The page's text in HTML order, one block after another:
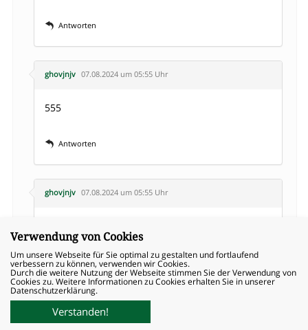
Verstanden!
Verwendung von Cookies
Um unsere Webseite für Sie optimal zu gestalten und fortlaufend
verbessern zu können, verwenden wir Cookies.
Durch die weitere Nutzung der Webseite stimmen Sie der Verwendung von
Cookies zu. Weitere Informationen zu Cookies erhalten Sie in unserer
Datenschutzerklärung.
040 – 524 743 – 80
Antworten
ghovjnjv 07.08.2024 um 05:55 Uhr
555
Antworten
ghovjnjv 07.08.2024 um 05:55 Uhr
Antworten
ghovjnjv 07.08.2024 um 05:55 Uhr